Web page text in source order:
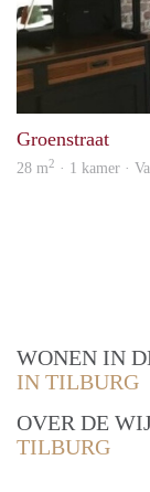
Groenstraat
28 m2 · 1 kamer ·
WONEN IN
IN TILBURG
OVER DE
TILBURG